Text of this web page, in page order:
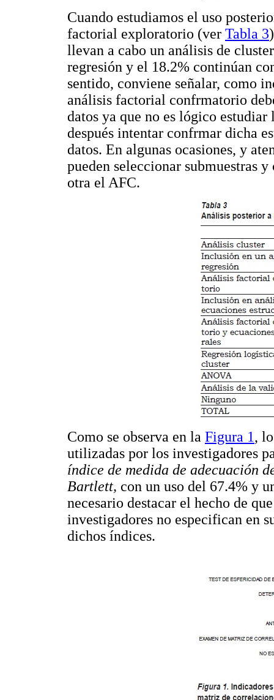
Cuando estudiamos el uso
factorial exploratorio (ver Tabla 3
llevan a cabo un análisis de
regresión y el 18.2% continúan
sentido, conviene señalar, como
análisis factorial confrmatorio
datos ya que no es lógico
después intentar confrmar dicha
datos. En algunas ocasiones, y
pueden seleccionar submuestras
otra el AFC.
Como se observa en la Figura 1,
utilizadas por los investigadores
índice de medida de adecuación
Bartlett, con un uso del 67.4% y
necesario destacar el hecho de
investigadores no especifican en
dichos índices.